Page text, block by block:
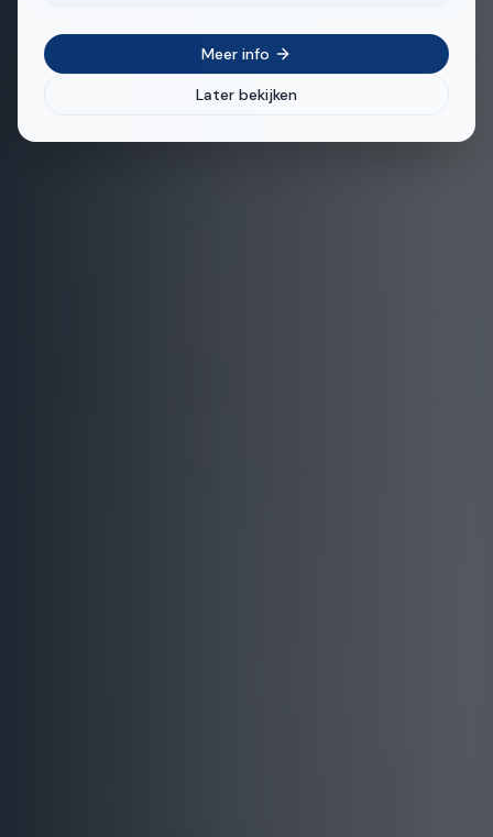
Meer info
Later bekijken